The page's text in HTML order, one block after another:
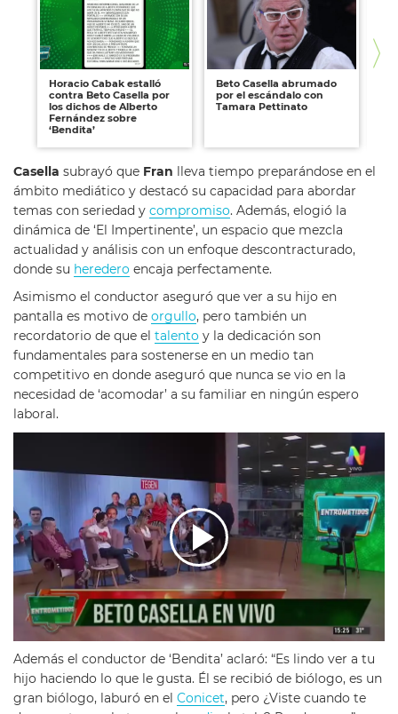
Horacio Cabak estalló
contra Beto Casella por
los dichos de Alberto
Fernández sobre
‘Bendita’
Beto Casella abrumado
por el escándalo con
Tamara Pettinato
Casella subrayó que Fran
lleva tiempo preparándose en el
ámbito mediático y destacó su capacidad para abordar
temas con seriedad y compromiso. Además, elogió la
dinámica de ‘El Impertinente’, un espacio que mezcla
actualidad y análisis con un enfoque descontracturado,
donde su heredero encaja perfectamente.
Asimismo el conductor aseguró que ver a su hijo en
pantalla es motivo de orgullo, pero también un
recordatorio de que el talento y la dedicación son
fundamentales para sostenerse en un medio tan
competitivo en donde aseguró que nunca se vio en la
necesidad de ‘acomodar’ a su familiar en ningún espero
laboral.
Además el conductor de ‘Bendita’ aclaró: “Es lindo ver a tu
hijo haciendo lo que le gusta. Él se recibió de biólogo, es un
gran biólogo, laburó en el Conicet, pero ¿Viste cuando te